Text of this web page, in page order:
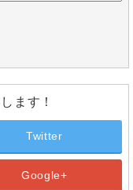
ます！
Twitter
Google+